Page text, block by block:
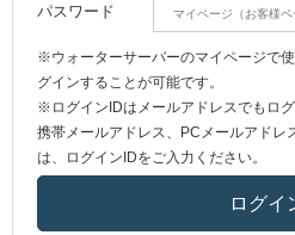
パスワード
※ウォーターサーバーのマイページで
グインすることが可能です。
※ログインIDはメールアドレスでもログ
携帯メールアドレス、PCメールアドレ
は、ログインIDをご入力ください。